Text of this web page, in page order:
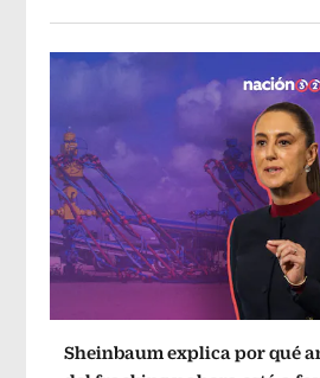
Sheinbaum explica por qué